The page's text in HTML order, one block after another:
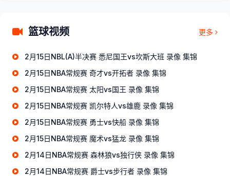
篮球视频 更多
2月15日NBL(A)半决赛 悉尼国王vs坎斯大班 录像 集锦
2月15日NBA常规赛 奇才vs开拓者 录像 集锦
2月15日NBA常规赛 太阳vs国王 录像 集锦
2月15日NBA常规赛 凯尔特人vs雄鹿 录像 集锦
2月15日NBA常规赛 勇士vs快船 录像 集锦
2月15日NBA常规赛 魔术vs猛龙 录像 集锦
2月14日NBA常规赛 森林狼vs独行侠 录像 集锦
2月14日NBA常规赛 爵士vs步行者 录像 集锦